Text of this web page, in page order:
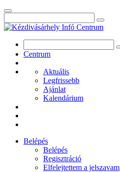
Centrum
Aktuális
Legfrissebb
Ajánlat
Kalendárium
Belépés
Belépés
Regisztráció
Elfelejtettem a jelszavam